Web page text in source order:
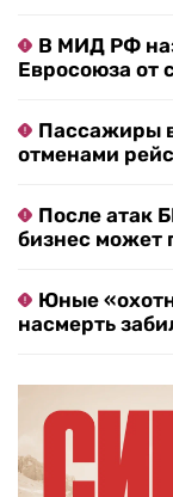
В МИД РФ
Евросоюза от
Пассажиры
отменами
После атак
бизнес может
Юные
насмерть